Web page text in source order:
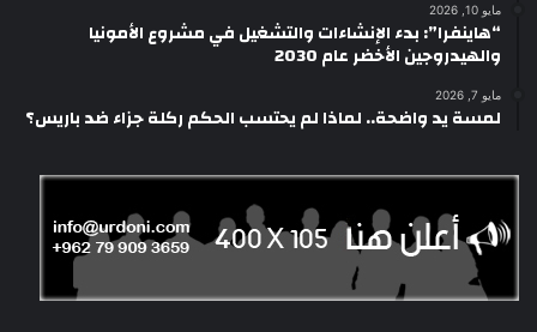
مايو 10, 2026
“هاينفرا”: بدء الإنشاءات والتشغيل في مشروع الأمونيا
والهيدروجين الأخضر عام 2030
مايو 7, 2026
لمسة يد واضحة.. لماذا لم يحتسب الحكم ركلة جزاء ضد باريس؟